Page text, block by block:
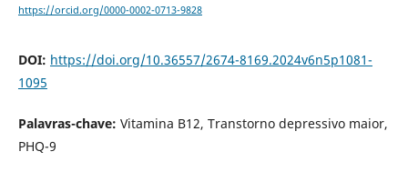
https://orcid.org/0000-0002-0713-9828
DOI: https://doi.org/10.36557/2674-8169.2024v6n5p1081-
1095
Palavras-chave: Vitamina B12, Transtorno depressivo maior,
PHQ-9